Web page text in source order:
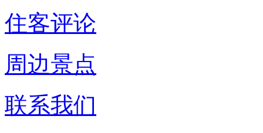
住客评论
周边景点
联系我们